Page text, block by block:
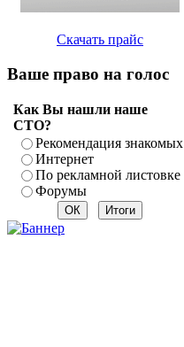
Скачать прайс
Ваше право на голос
Как Вы нашли наше
СТО?
Рекомендация знакомых
Интернет
По рекламной листовке
Форумы